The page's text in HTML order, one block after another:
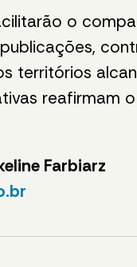
o
territórios
reafirmam
Farbiarz